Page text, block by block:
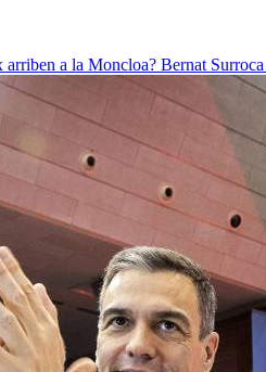
arriben a la Moncloa? Bernat